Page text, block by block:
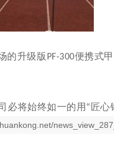
的升级版 PF-300便携式
必将始终如一的用 “ 匠心